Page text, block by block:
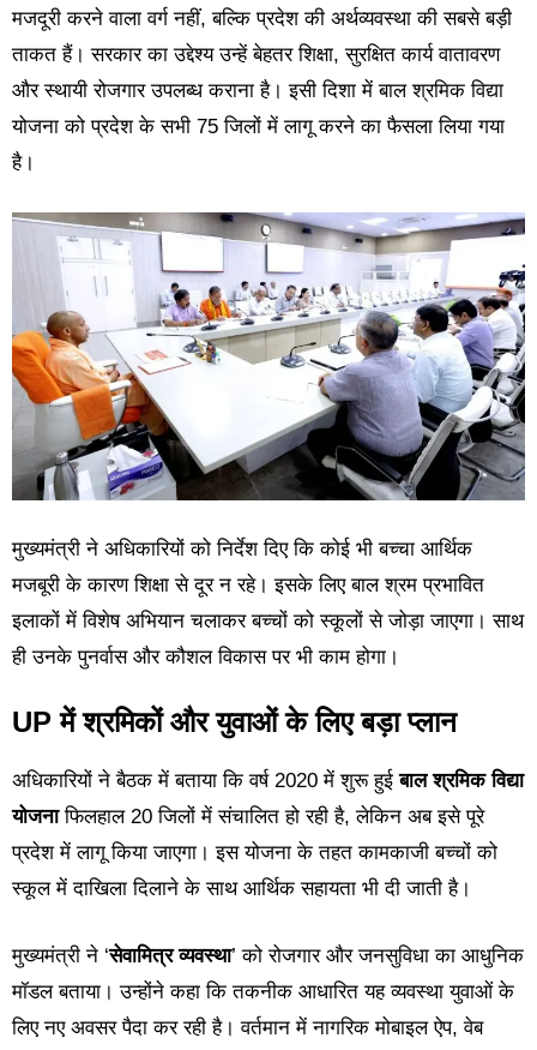
मजदूरी करने वाला वर्ग नहीं, बल्कि प्रदेश की अर्थव्यवस्था की सबसे बड़ी
ताकत हैं। सरकार का उद्देश्य उन्हें बेहतर शिक्षा, सुरक्षित कार्य वातावरण
और स्थायी रोजगार उपलब्ध कराना है। इसी दिशा में बाल श्रमिक विद्या
योजना को प्रदेश के सभी 75 जिलों में लागू करने का फैसला लिया गया
है।
मुख्यमंत्री ने अधिकारियों को निर्देश दिए कि कोई भी बच्चा आर्थिक
मजबूरी के कारण शिक्षा से दूर न रहे। इसके लिए बाल श्रम प्रभावित
इलाकों में विशेष अभियान चलाकर बच्चों को स्कूलों से जोड़ा जाएगा। साथ
ही उनके पुनर्वास और कौशल विकास पर भी काम होगा।
UP में श्रमिकों और युवाओं के लिए बड़ा प्लान
अधिकारियों ने बैठक में बताया कि वर्ष 2020 में शुरू हुईबाल श्रमिक विद्या
योजनाफिलहाल 20 जिलों में संचालित हो रही है, लेकिन अब इसे पूरे
प्रदेश में लागू किया जाएगा। इस योजना के तहत कामकाजी बच्चों को
स्कूल में दाखिला दिलाने के साथ आर्थिक सहायता भी दी जाती है।
मुख्यमंत्री ने ‘सेवामित्र व्यवस्था’ को रोजगार और जनसुविधा का आधुनिक
मॉडल बताया। उन्होंने कहा कि तकनीक आधारित यह व्यवस्था युवाओं के
लिए नए अवसर पैदा कर रही है। वर्तमान में नागरिक मोबाइल ऐप, वेब